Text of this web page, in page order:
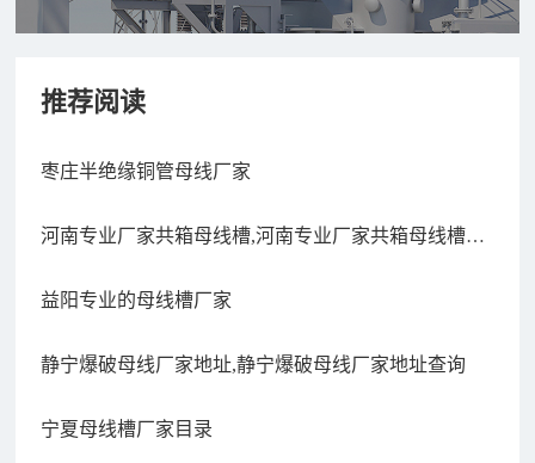
推荐阅读
枣庄半绝缘铜管母线厂家
河南专业厂家共箱母线槽,河南专业厂家共箱母线槽生
益阳专业的母线槽厂家
静宁爆破母线厂家地址,静宁爆破母线厂家地址查询
宁夏母线槽厂家目录